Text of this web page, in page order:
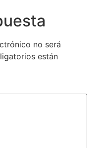
no será
están